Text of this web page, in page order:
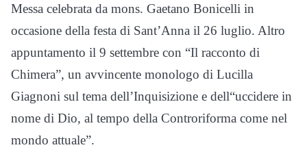
Messa celebrata da mons. Gaetano Bonicelli in
occasione della festa di Sant’Anna il 26 luglio. Altro
appuntamento il 9 settembre con “Il racconto di
Chimera”, un avvincente monologo di Lucilla
Giagnoni sul tema dell’Inquisizione e dell“uccidere in
nome di Dio, al tempo della Controriforma come nel
mondo attuale”.